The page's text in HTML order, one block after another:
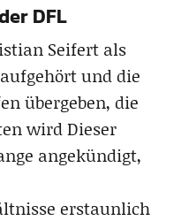
DFL
Seifert als
und die
übergeben, die
wird Dieser
angekündigt,
erstaunlich